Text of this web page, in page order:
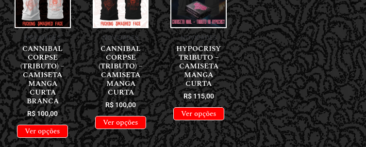
NOVIDADES
CANNIBAL
CORPSE
(TRIBUTO) –
CAMISETA
MANGA
CURTA
BRANCA
R$100,00
Ver opções
NOVIDADES
CANNIBAL
CORPSE
(TRIBUTO) –
CAMISETA
MANGA
CURTA
R$100,00
Ver opções
NOVIDADES
HYPOCRISY
TRIBUTO –
CAMISETA
MANGA
CURTA
R$115,00
Ver opções